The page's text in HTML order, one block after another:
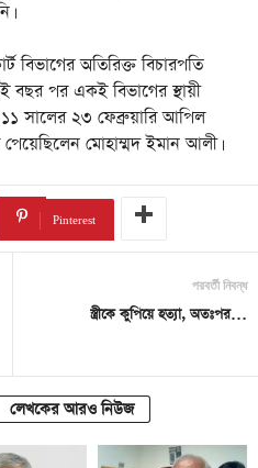
বিভাগের অতিরিক্ত বিচারপতি
বছর পর একই বিভাগের স্থায়ী
সালের ২৩ ফেব্রুয়ারি আপিল
মোহাম্মদ ইমান আলী।
Pinterest
পরবর্তী নিবন্ধ
স্ত্রীকে কুপিয়ে হত্যা, অতঃপর…
লেখকের আরও নিউজ